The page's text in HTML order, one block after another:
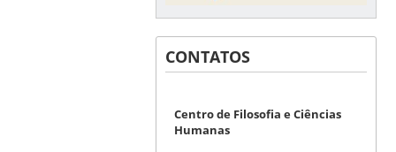
CONTATOS
Centro de Filosofia e Ciências
Humanas